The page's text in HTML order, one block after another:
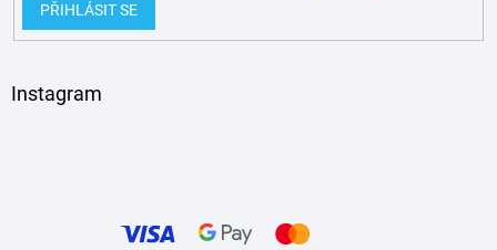
PŘIHLÁSIT SE
Instagram